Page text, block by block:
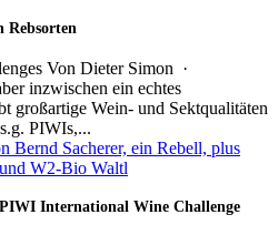
Rebsorten
Von Dieter Simon ·
inzwischen ein echtes
großartige Wein- und Sektqualitäten
PIWIs,...
Bernd Sacherer, ein Rebell, plus
W2-Bio Waltl
International Wine Challenge